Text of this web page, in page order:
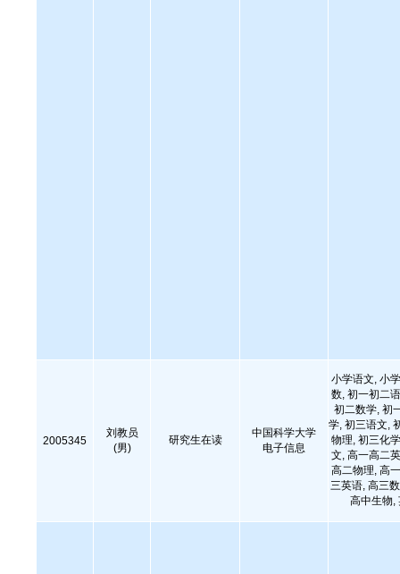
2005345
刘教员
(男)
研究生在读
中国科学大学
电子信息
小学语文, 小
数, 初一初二
初二数学, 初
学, 初三语文,
物理, 初三化
文, 高一高二
高二物理, 高
三英语, 高三
高中生物,